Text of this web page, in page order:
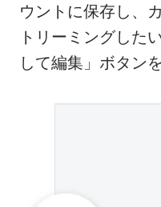
ウントに保存し、
トリーミングした
して編集」ボタン